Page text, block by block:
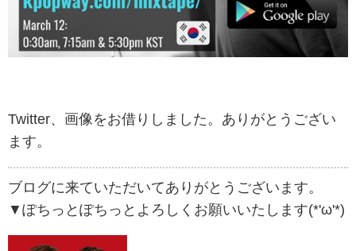
Twitter、画像をお借りしました。ありがとうござい
ます。
ブログに来ていただいてありがとうございます。
▼ぽちっとぽちっとよろしくお願いいたします(*'ω'*)